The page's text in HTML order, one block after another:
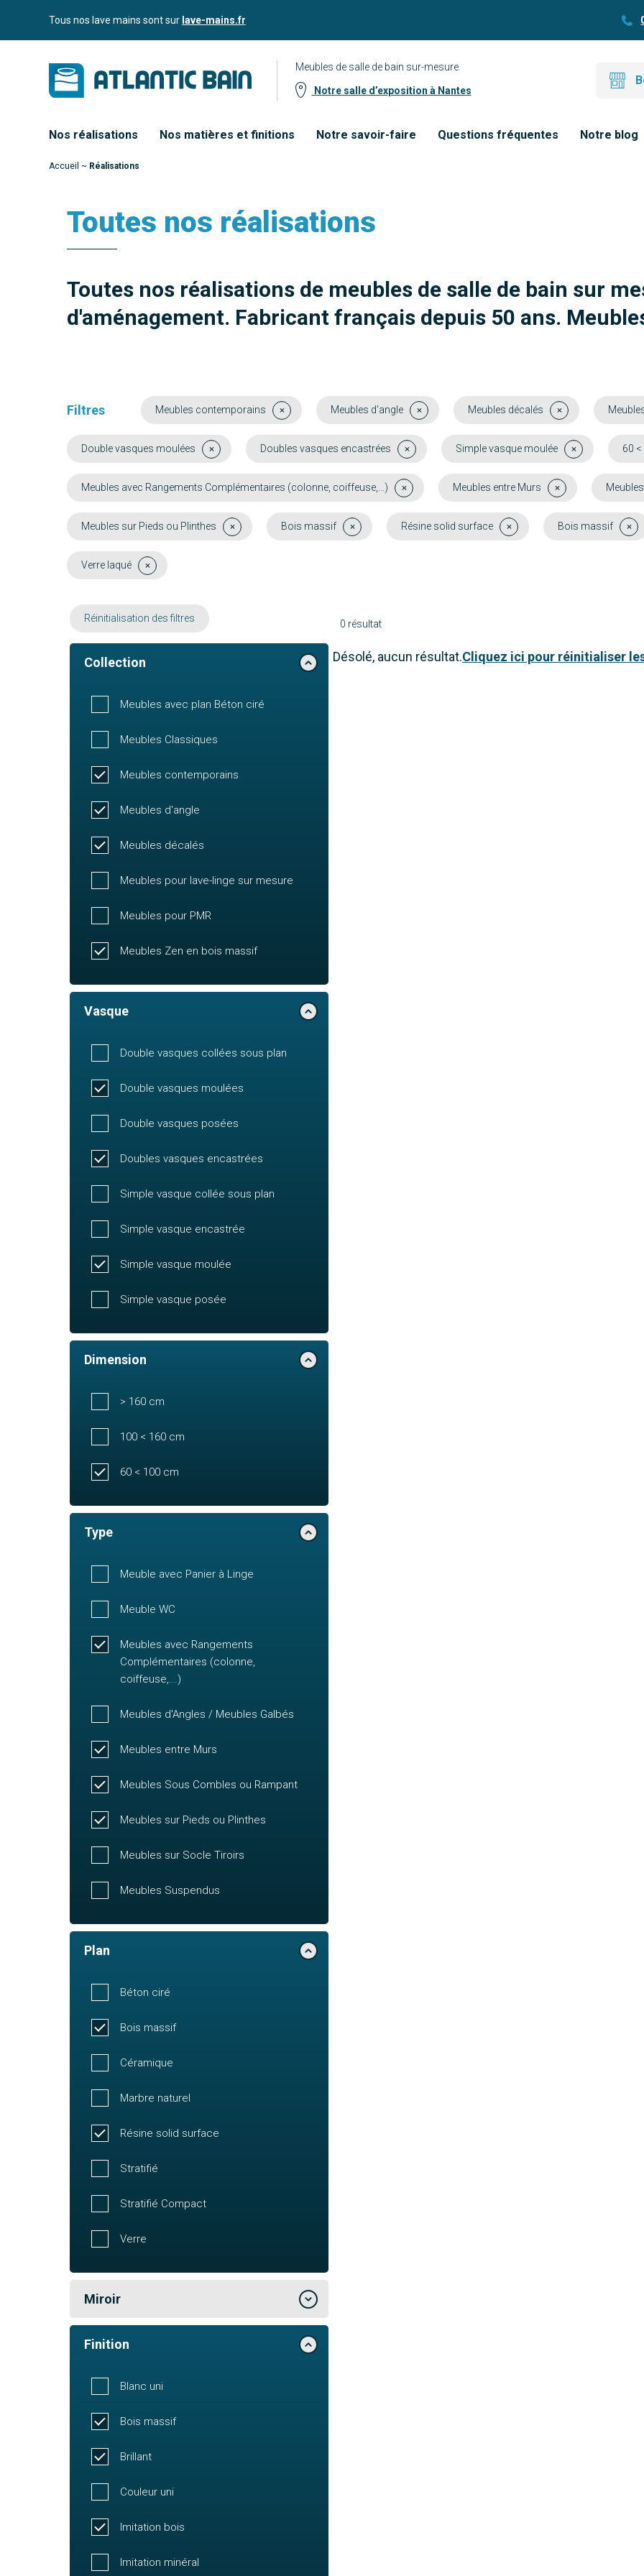
Aller auTous nos lave mains sont sur lave-mains.fr
Meubles de salle de bain sur-mesure.
Notre salle d’exposition à Nantes
Nos réalisations Nos matières et finitions Notre savoir-faire Questions fréquentes Notre blog
Accueil ~ Réalisations
Toutes nos réalisations
Toutes nos réalisations de meubles de salle de bain sur
d'aménagement. Fabricant français depuis 50 ans.
Filtres Meubles contemporains Meubles d'angle Meubles décalés
Double vasques moulées Doubles vasques encastrées Simple vasque moulée 60
Meubles avec Rangements Complémentaires (colonne, coiffeuse,...) Meubles entre Murs
Meubles sur Pieds ou Plinthes Bois massif Résine solid surface Bois massif
Verre laqué
Réinitialisation des filtres
Collection
Meubles avec plan Béton ciré
Meubles Classiques
Meubles contemporains
Meubles d'angle
Meubles décalés
Meubles pour lave-linge sur mesure
Meubles pour PMR
Meubles Zen en bois massif
Vasque
Double vasques collées sous plan
Double vasques moulées
Double vasques posées
Doubles vasques encastrées
Simple vasque collée sous plan
Simple vasque encastrée
Simple vasque moulée
Simple vasque posée
Dimension
> 160 cm
100 < 160 cm
60 < 100 cm
Type
Meuble avec Panier à Linge
Meuble WC
Meubles avec Rangements
Complémentaires (colonne,
coiffeuse,...)
Meubles d'Angles / Meubles Galbés
Meubles entre Murs
Meubles Sous Combles ou Rampant
Meubles sur Pieds ou Plinthes
Meubles sur Socle Tiroirs
Meubles Suspendus
Plan
Béton ciré
Bois massif
Céramique
Marbre naturel
Résine solid surface
Stratifié
Stratifié Compact
Verre
Miroir
Finition
Blanc uni
Bois massif
Brillant
Couleur uni
Imitation bois
Imitation minéral
0 résultat
Désolé, aucun résultat.Cliquez ici pour réinitialiser